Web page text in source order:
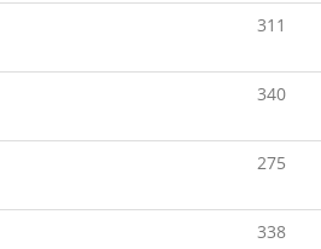
311
340
275
338